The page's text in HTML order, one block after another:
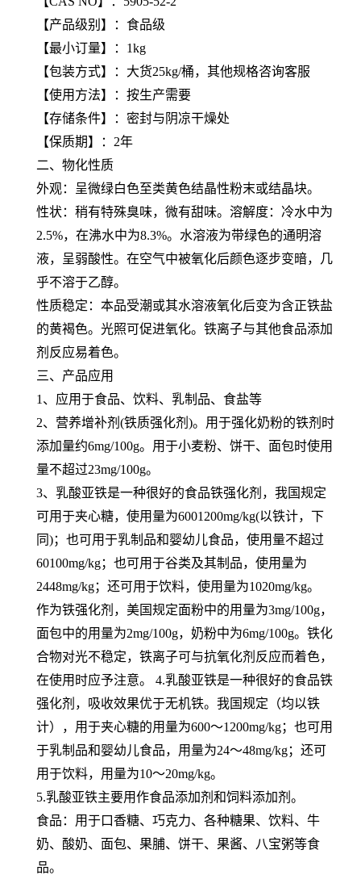
【产品级别】：食品级
【最小订量】：1kg
【包装方式】：大货25kg/桶，其他规格咨询客服
【使用方法】：按生产需要
【存储条件】：密封与阴凉干燥处
【保质期】：2年
二、物化性质
外观：呈微绿白色至类黄色结晶性粉末或结晶块。
性状：稍有特殊臭味，微有甜味。溶解度：冷水中为
2.5%，在沸水中为8.3%。水溶液为带绿色的通明溶
液，呈弱酸性。在空气中被氧化后颜色逐步变暗，几
乎不溶于乙醇。
性质稳定：本品受潮或其水溶液氧化后变为含正铁盐
的黄褐色。光照可促进氧化。铁离子与其他食品添加
剂反应易着色。
三、产品应用
1、应用于食品、饮料、乳制品、食盐等
2、营养增补剂(铁质强化剂)。用于强化奶粉的铁剂时
添加量约6mg/100g。用于小麦粉、饼干、面包时使用
量不超过23mg/100g。
3、乳酸亚铁是一种很好的食品铁强化剂，我国规定
可用于夹心糖，使用量为6001200mg/kg(以铁计，下
同)；也可用于乳制品和婴幼儿食品，使用量不超过
60100mg/kg；也可用于谷类及其制品，使用量为
2448mg/kg；还可用于饮料，使用量为1020mg/kg。
作为铁强化剂，美国规定面粉中的用量为3mg/100g，
面包中的用量为2mg/100g，奶粉中为6mg/100g。铁化
合物对光不稳定，铁离子可与抗氧化剂反应而着色，
在使用时应予注意。
4.乳酸亚铁是一种很好的食品铁
强化剂，吸收效果优于无机铁。我国规定（均以铁
计），用于夹心糖的用量为600～1200mg/kg；也可用
于乳制品和婴幼儿食品，用量为24～48mg/kg；还可
用于饮料，用量为10～20mg/kg。
5.乳酸亚铁主要用作食品添加剂和饲料添加剂。
食品：用于口香糖、巧克力、各种糖果、饮料、牛
奶、酸奶、面包、果脯、饼干、果酱、八宝粥等食
品。